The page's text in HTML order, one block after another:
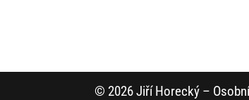
© 2026 Jiří Horecký –